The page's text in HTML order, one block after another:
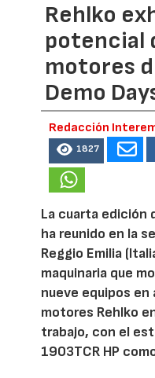
Rehlko
potencial
motores
Demo
Redacción
1827
La cuarta edición
ha reunido en la
Reggio Emilia
maquinaria que
nueve equipos
motores Rehlko
trabajo, con el
1903TCR HP